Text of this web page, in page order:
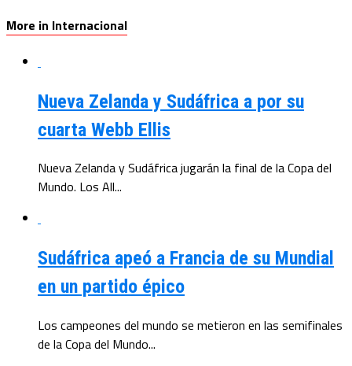
More in Internacional
Nueva Zelanda y Sudáfrica a por su
cuarta Webb Ellis
Nueva Zelanda y Sudáfrica jugarán la final de la Copa del
Mundo. Los All...
Sudáfrica apeó a Francia de su Mundial
en un partido épico
Los campeones del mundo se metieron en las semifinales
de la Copa del Mundo...